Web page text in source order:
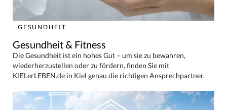
GESUNDHEIT
Gesundheit & Fitness
Die Gesundheit ist ein hohes Gut – um sie zu bewahren,
wiederherzustellen oder zu fördern, finden Sie mit
KIELerLEBEN.de in Kiel genau die richtigen Ansprechpartner.